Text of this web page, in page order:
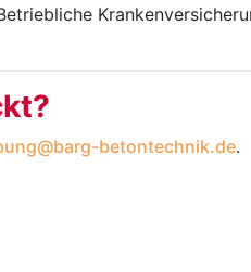
betontechnik.de.